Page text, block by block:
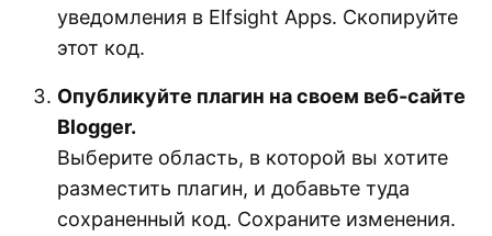
уведомления в Elfsight Apps. Скопируйте
этот код.
Опубликуйте плагин на своем веб-сайте
Blogger.
Выберите область, в которой вы хотите
разместить плагин, и добавьте туда
сохраненный код. Сохраните изменения.